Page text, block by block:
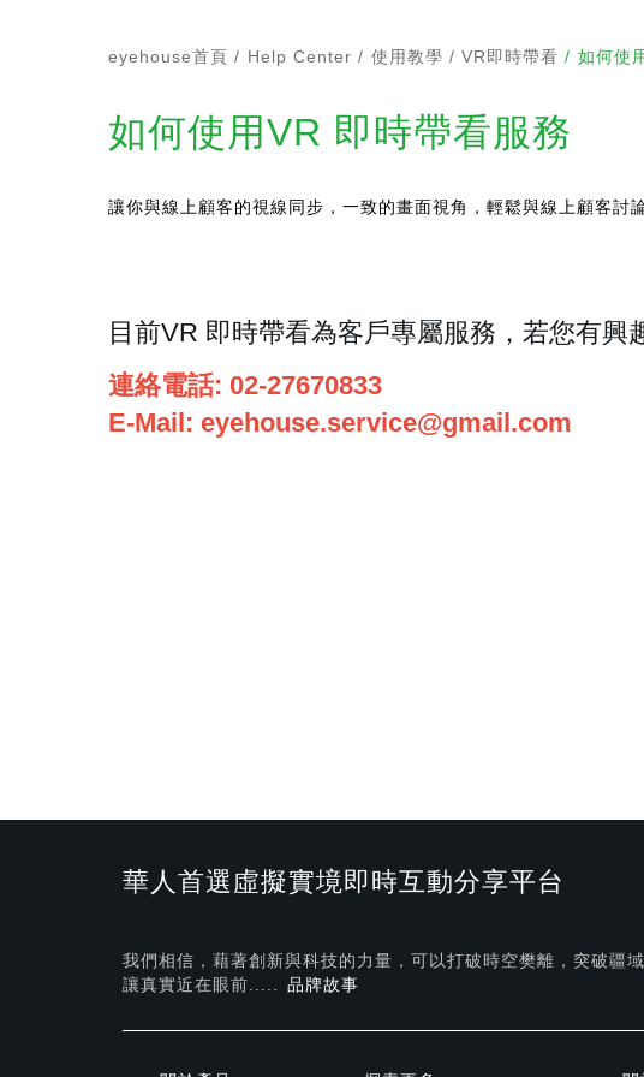
eyehouse首頁 Help Center 使用教學 VR即時帶看 如何使
如何使用VR 即時帶看服務
讓你與線上顧客的視線同步，一致的畫⾯視角，輕鬆與線上顧客討論
目前VR 即時帶看為客戶專屬服務，若您有
連絡電話: 02-27670833
E-Mail: eyehouse.service@gmail.com
華人首選虛擬實境即時互動分享平台
我們相信，藉著創新與科技的力量，可以打破時空樊離，突破疆
讓真實近在眼前.....
品牌故事